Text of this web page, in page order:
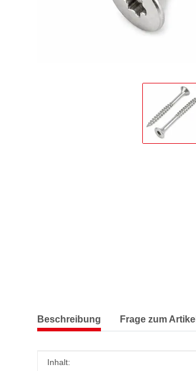
Beschreibung Frage zum Artikel
Produkteigenschaft
Wert
Inhalt: